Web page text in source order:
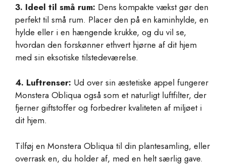
3. Ideel til små rum: Dens kompakte vækst gør den
perfekt til små rum. Placer den på en kaminhylde, en
hylde eller i en hængende krukke, og du vil se,
hvordan den forskønner ethvert hjørne af dit hjem
med sin eksotiske tilstedeværelse.
4. Luftrenser: Ud over sin æstetiske appel fungerer
Monstera Obliqua også som et naturligt luftfilter, der
fjerner giftstoffer og forbedrer kvaliteten af miljøet i
dit hjem.
Tilføj en Monstera Obliqua til din plantesamling, eller
overrask en, du holder af, med en helt særlig gave.